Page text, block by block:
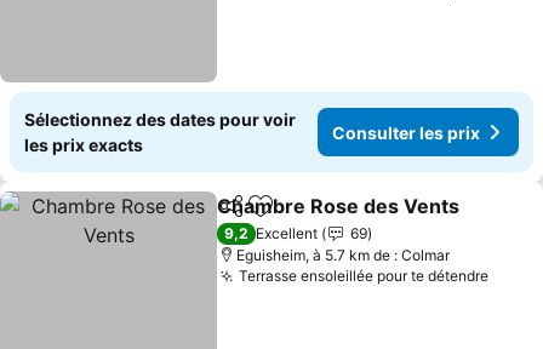
Sélectionnez des dates pour voir
les prix exacts
Consulter les prix
PartagerAjouter à mes favoris
Chambre Rose des Vents
9,2 Excellent
69
Eguisheim, à 5.7 km de : Colmar
Terrasse ensoleillée pour te détendre